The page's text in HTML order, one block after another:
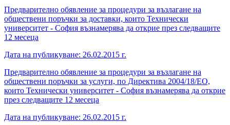
Предварително обявление за процедури за възлагане на
обществени поръчки за доставки, които Технически
университет - София възнамерява да открие през следващите
12 месеца
Дата на публикуване: 26.02.2015 г.
Предварително обявление за процедури за възлагане на
обществени поръчки за услуги, по Директива 2004/18/ЕО,
които Технически университет - София възнамерява да открие
през следващите 12 месеца
Дата на публикуване: 26.02.2015 г.